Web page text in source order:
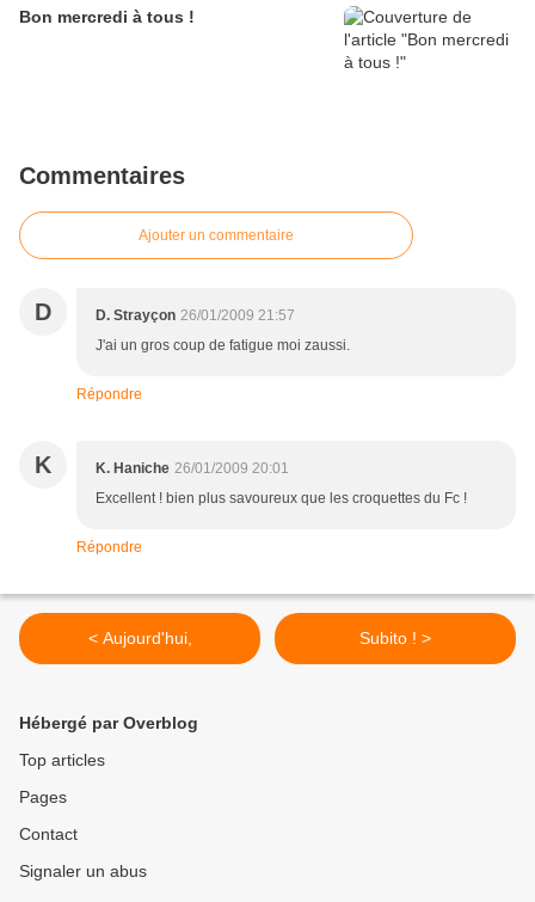
Bon mercredi à tous !
Commentaires
Ajouter un commentaire
D D. Strayçon 26/01/2009 21:57
J'ai un gros coup de fatigue moi zaussi.
Répondre
K K. Haniche 26/01/2009 20:01
Excellent ! bien plus savoureux que les croquettes du Fc !
Répondre
< Aujourd'hui, Subito ! >
Hébergé par Overblog
Top articles
Pages
Contact
Signaler un abus